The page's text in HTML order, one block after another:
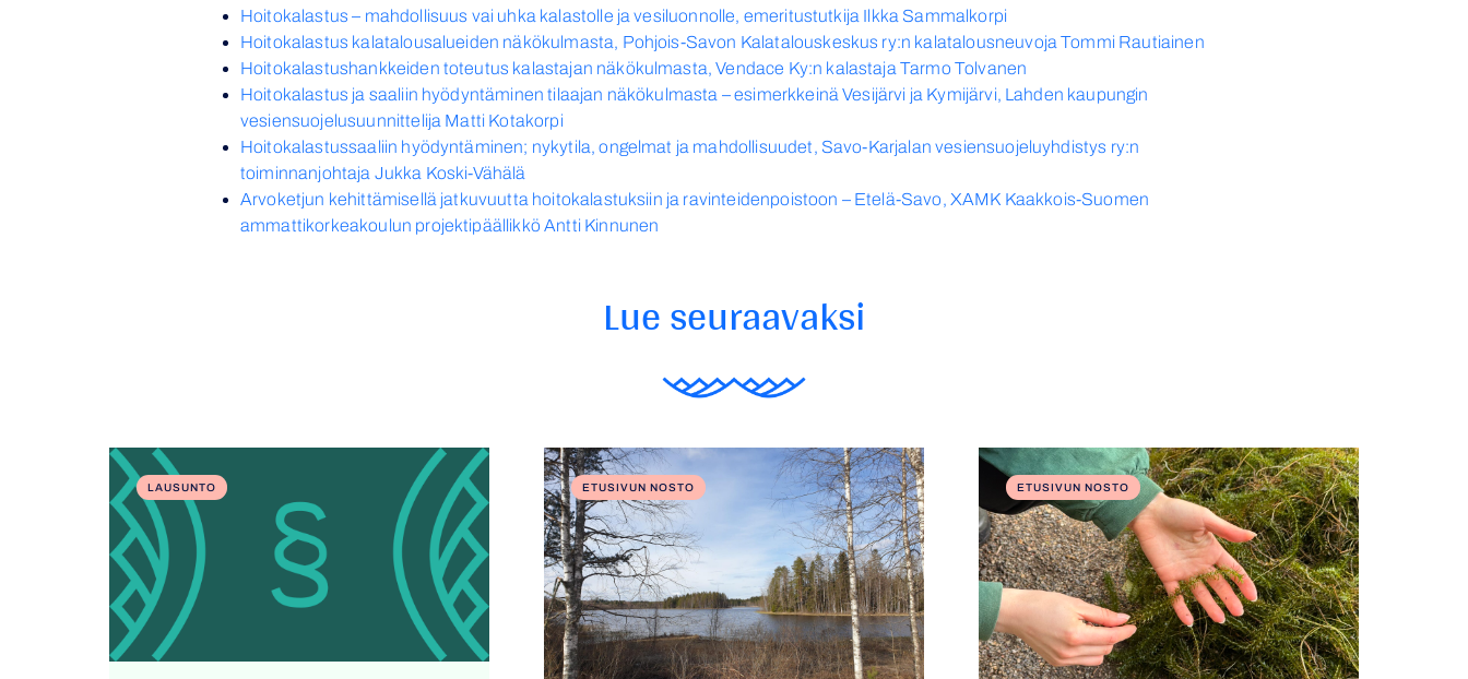
Hoitokalastus – mahdollisuus vai uhka kalastolle ja vesiluonnolle, emeritustutkija Ilkka Sammalkorpi
Hoitokalastus kalatalousalueiden näkökulmasta, Pohjois-Savon Kalatalouskeskus ry:n kalatalousneuvoja Tommi Rautiainen
Hoitokalastushankkeiden toteutus kalastajan näkökulmasta, Vendace Ky:n kalastaja Tarmo Tolvanen
Hoitokalastus ja saaliin hyödyntäminen tilaajan näkökulmasta – esimerkkeinä Vesijärvi ja Kymijärvi, Lahden kaupungin
vesiensuojelusuunnittelija Matti Kotakorpi
Hoitokalastussaaliin hyödyntäminen; nykytila, ongelmat ja mahdollisuudet, Savo-Karjalan vesiensuojeluyhdistys ry:n
toiminnanjohtaja Jukka Koski-Vähälä
Arvoketjun kehittämisellä jatkuvuutta hoitokalastuksiin ja ravinteidenpoistoon – Etelä-Savo, XAMK Kaakkois-Suomen
ammattikorkeakoulun projektipäällikkö Antti Kinnunen
Lue seuraavaksi
LAUSUNTO ETUSIVUN NOSTO ETUSIVUN NOSTO